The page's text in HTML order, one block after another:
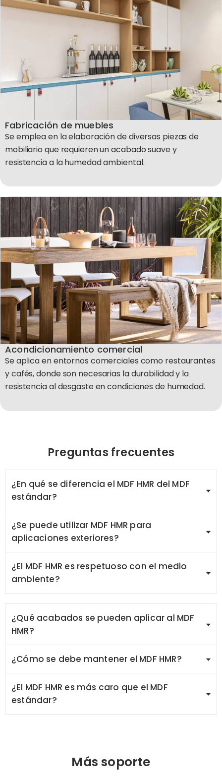
Fabricación de muebles
Se emplea en la elaboración de diversas piezas de
mobiliario que requieren un acabado suave y
resistencia a la humedad ambiental.
Acondicionamiento comercial
Se aplica en entornos comerciales como restaurantes
y cafés, donde son necesarias la durabilidad y la
resistencia al desgaste en condiciones de humedad.
Preguntas frecuentes
¿En qué se diferencia el MDF HMR del MDF
estándar?
¿Se puede utilizar MDF HMR para
aplicaciones exteriores?
¿El MDF HMR es respetuoso con el medio
ambiente?
¿Qué acabados se pueden aplicar al MDF
HMR?
¿Cómo se debe mantener el MDF HMR?
¿El MDF HMR es más caro que el MDF
estándar?
Más soporte